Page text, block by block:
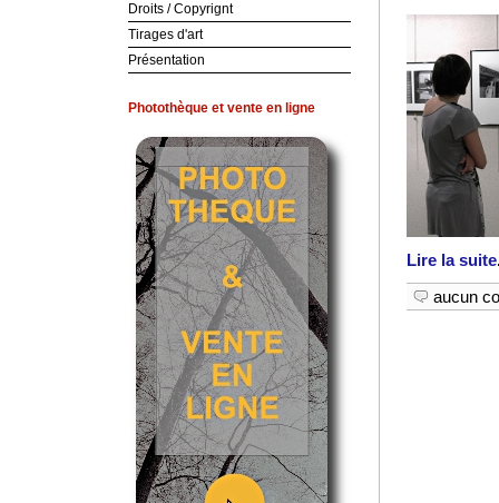
Lire la suite
aucun
Droits / Copyrignt
Tirages d'art
Présentation
Photothèque et vente en ligne